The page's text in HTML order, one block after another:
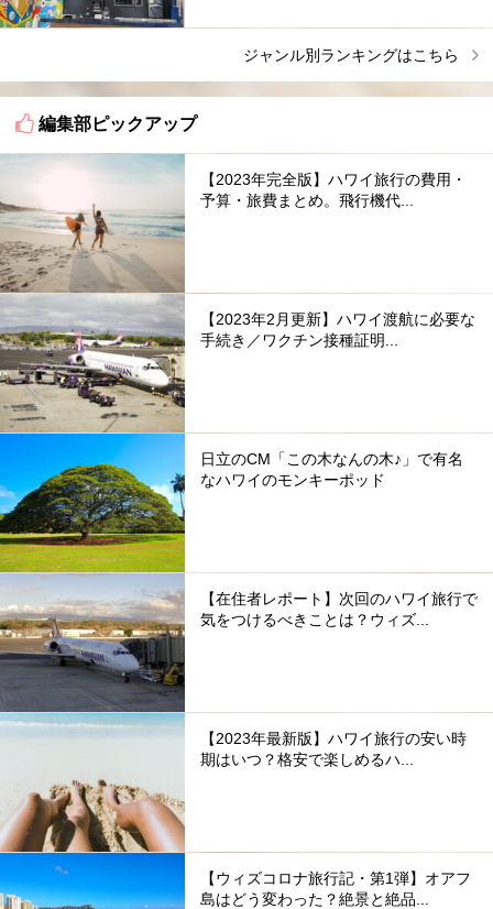
ジャンル別ランキングはこちら
編集部ピックアップ
【2023年完全版】ハワイ旅行の費用・
予算・旅費まとめ。飛行機代...
【2023年2月更新】ハワイ渡航に必要な
手続き／ワクチン接種証明...
日立のCM「この木なんの木♪」で有名
なハワイのモンキーポッド
【在住者レポート】次回のハワイ旅行で
気をつけるべきことは？ウィズ...
【2023年最新版】ハワイ旅行の安い時
期はいつ？格安で楽しめるハ...
【ウィズコロナ旅行記・第1弾】オアフ
島はどう変わった？絶景と絶品...